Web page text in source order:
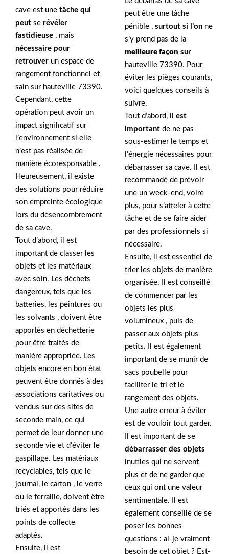
cave est une tâche qui
peut se révéler
fastidieuse , mais
nécessaire pour
retrouver un espace de
rangement fonctionnel et
sain sur hauteville 73390.
Cependant, cette
opération peut avoir un
impact significatif sur
l’environnement si elle
n’est pas réalisée de
manière écoresponsable .
Heureusement, il existe
des solutions pour réduire
son empreinte écologique
lors du désencombrement
de sa cave.
Tout d’abord, il est
important de classer les
objets et les matériaux
avec soin. Les déchets
dangereux, tels que les
batteries, les peintures ou
les solvants , doivent être
apportés en déchetterie
pour être traités de
manière appropriée. Les
objets encore en bon état
peuvent être donnés à des
associations caritatives ou
vendus sur des sites de
seconde main, ce qui
permet de leur donner une
seconde vie et d’éviter le
gaspillage. Les matériaux
recyclables, tels que le
journal, le carton , le verre
ou le ferraille, doivent être
triés et apportés dans les
points de collecte
adaptés.
Ensuite, il est
peut être une tâche
pénible , surtout si l’on ne
s’y prend pas de la
meilleure façon sur
hauteville 73390. Pour
éviter les pièges courants,
voici quelques conseils à
suivre.
Tout d’abord, il est
important de ne pas
sous-estimer le temps et
l’énergie nécessaires pour
débarrasser sa cave. Il est
recommandé de prévoir
une un week-end, voire
plus, pour s’atteler à cette
tâche et de se faire aider
par des professionnels si
nécessaire.
Ensuite, il est essentiel de
trier les objets de manière
organisée. Il est conseillé
de commencer par les
objets les plus
volumineux , puis de
passer aux objets plus
petits. Il est également
important de se munir de
sacs poubelle pour
faciliter le tri et le
rangement des objets.
Une autre erreur à éviter
est de vouloir tout garder.
Il est important de se
débarrasser des objets
inutiles qui ne servent
plus et de ne garder que
ceux qui ont une valeur
sentimentale. Il est
également conseillé de se
poser les bonnes
questions : ai-je vraiment
besoin de cet objet ? Est-